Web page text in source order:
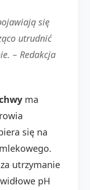
się
utrudnić
– Redakcja
ma
się na
utrzymanie
pH